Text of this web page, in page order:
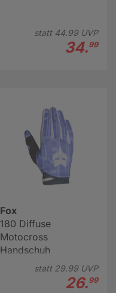
statt 44.99UVP
34.99
Fox
180 Diffuse
Motocross
Handschuh
statt 29.99UVP
26.99